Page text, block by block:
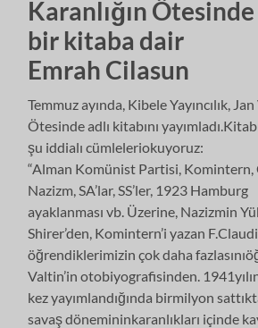
Karanlığın
bir kitaba dair
Emrah Cilasun
Temmuz ayında, Kibele Yayıncılık,
Ötesinde adlı kitabını
şu iddialı cümleleriokuyoruz:
“Alman Komünist Partisi, Komintern,
Nazizm, SA’lar, SS’ler, 1923 Hamburg
ayaklanması vb. Üzerine, Nazizmin
Shirer’den, Komintern’i yazan
öğrendiklerimizin çok daha
Valtin’in otobiyografisinden.
kez yayımlandığında birmilyon
savaş dönemininkaranlıkları içinde